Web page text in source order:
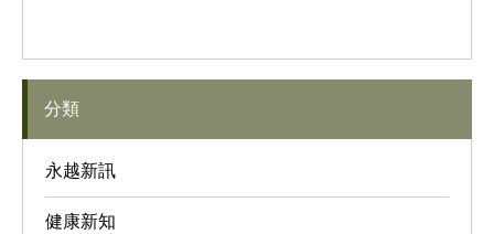
分類
永越新訊
健康新知